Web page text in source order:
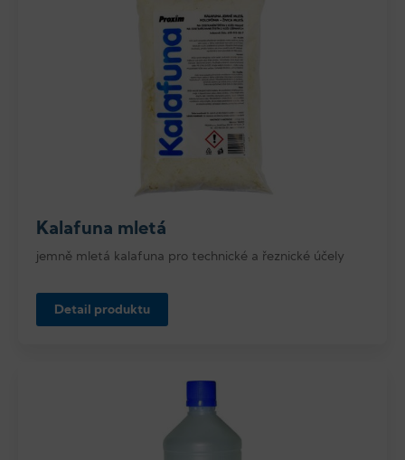
Kalafuna mletá
jemně mletá kalafuna pro technické a řeznické účely
Detail produktu